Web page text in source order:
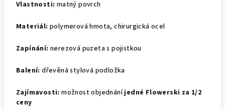
Vlastnosti: matný povrch
Materiál: polymerová hmota, chirurgická ocel
Zapínání: nerezová puzeta s pojistkou
Balení: dřevěná stylová podložka
Zajímavosti: možnost objednáníjedné Flowerski za 1/2
ceny